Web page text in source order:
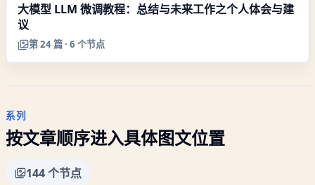
大模型 LLM 微调教程：总结与未来工作之个人体会与建
议
第24篇 · 6 个节点
系列
按文章顺序进入具体图文位置
144个节点